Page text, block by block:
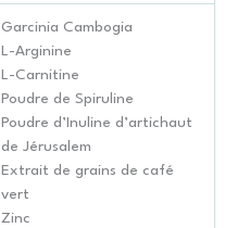
Garcinia Cambogia
L-Arginine
L-Carnitine
Poudre de Spiruline
Poudre d’Inuline d’artichaut
de Jérusalem
Extrait de grains de café
vert
Zinc